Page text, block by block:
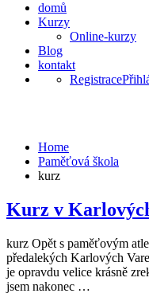
domů
Kurzy
Online-kurzy
Blog
kontakt
Registrace
Home
Paměťová škola
kurz
Kurz v
kurz Opět s paměťovým
předalekých Karlových
je opravdu velice krásně
jsem nakonec …